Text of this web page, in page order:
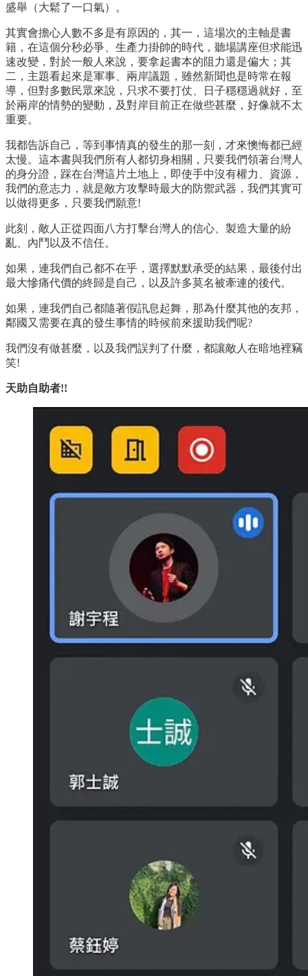
盛舉（大鬆了一口氣）。
其實會擔心人數不多是有原因的，其一，這場次的主軸是書
籍，在這個分秒必爭、生產力掛帥的時代，聽場講座但求能迅
速改變，對於一般人來說，要拿起書本的阻力還是偏大；其
二，主題看起來是軍事、兩岸議題，雖然新聞也是時常在報
導，但對多數民眾來說，只求不要打仗、日子穩穩過就好，至
於兩岸的情勢的變動，及對岸目前正在做些甚麼，好像就不太
重要。
我都告訴自己，等到事情真的發生的那一刻，才來懊悔都已經
太慢。這本書與我們所有人都切身相關，只要我們領著台灣人
的身分證，踩在台灣這片土地上，即使手中沒有權力、資源，
我們的意志力，就是敵方攻擊時最大的防禦武器，我們其實可
以做得更多，只要我們願意!
此刻，敵人正從四面八方打擊台灣人的信心、製造大量的紛
亂、內鬥以及不信任。
如果，連我們自己都不在乎，選擇默默承受的結果，最後付出
最大慘痛代價的終歸是自己，以及許多莫名被牽連的後代。
如果，連我們自己都隨著假訊息起舞，那為什麼其他的友邦，
鄰國又需要在真的發生事情的時候前來援助我們呢?
我們沒有做甚麼，以及我們誤判了什麼，都讓敵人在暗地裡竊
笑!
天助自助者!!